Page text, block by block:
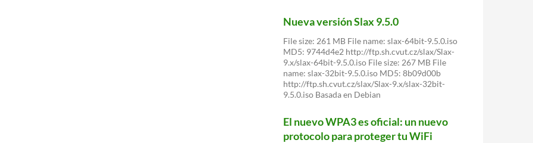
Nueva versión Slax 9.5.0
File size: 261 MB File name: slax-64bit-9.5.0.iso
MD5: 9744d4e2 http://ftp.sh.cvut.cz/slax/Slax-
9.x/slax-64bit-9.5.0.iso File size: 267 MB File
name: slax-32bit-9.5.0.iso MD5: 8b09d00b
http://ftp.sh.cvut.cz/slax/Slax-9.x/slax-32bit-
9.5.0.iso Basada en Debian
El nuevo WPA3 es oficial: un nuevo
protocolo para proteger tu WiFi